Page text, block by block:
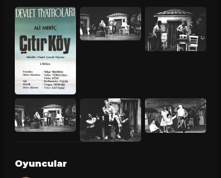
Oyuncular